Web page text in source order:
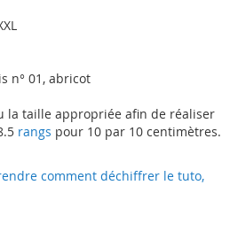
n° 01, abricot
la taille appropriée afin de réaliser
rangs pour 10 par 10 centimètres.
comment déchiffrer le tuto,